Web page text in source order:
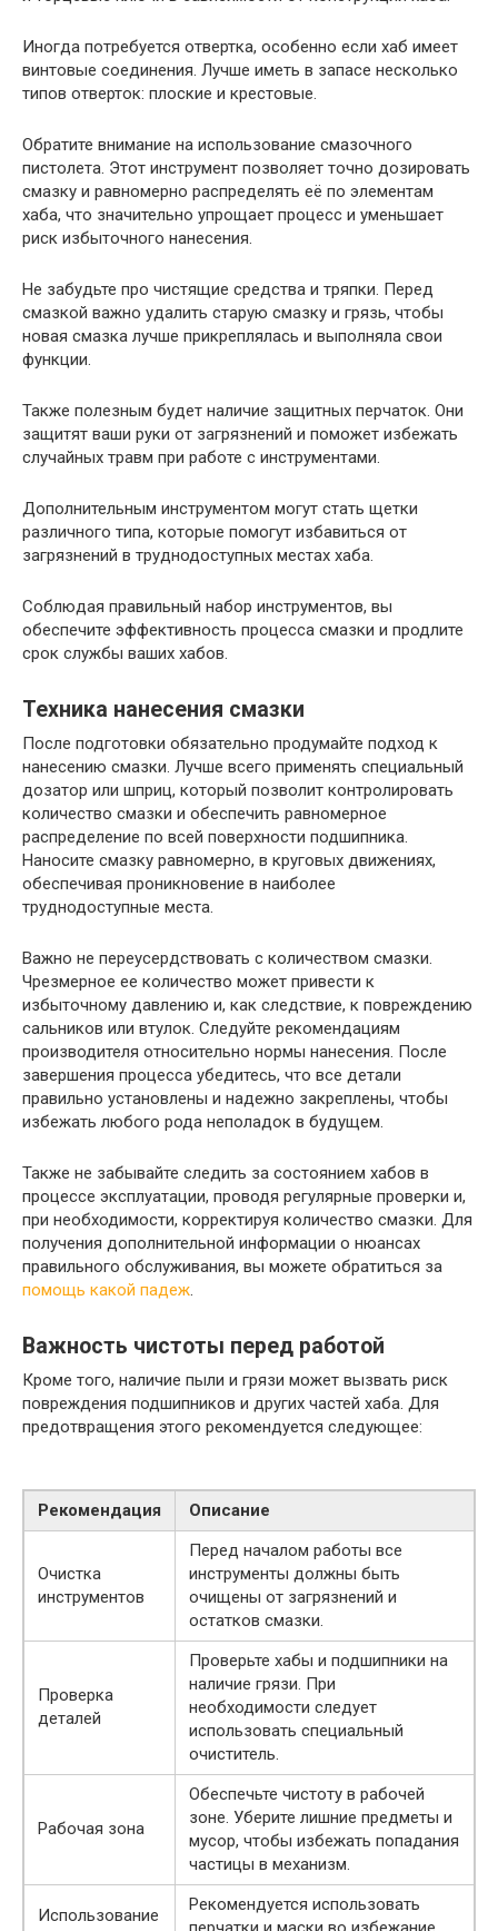
Иногда потребуется отвертка, особенно если хаб имеет
винтовые соединения. Лучше иметь в запасе несколько
типов отверток: плоские и крестовые.
Обратите внимание на использование смазочного
пистолета. Этот инструмент позволяет точно дозировать
смазку и равномерно распределять её по элементам
хаба, что значительно упрощает процесс и уменьшает
риск избыточного нанесения.
Не забудьте про чистящие средства и тряпки. Перед
смазкой важно удалить старую смазку и грязь, чтобы
новая смазка лучше прикреплялась и выполняла свои
функции.
Также полезным будет наличие защитных перчаток. Они
защитят ваши руки от загрязнений и поможет избежать
случайных травм при работе с инструментами.
Дополнительным инструментом могут стать щетки
различного типа, которые помогут избавиться от
загрязнений в труднодоступных местах хаба.
Соблюдая правильный набор инструментов, вы
обеспечите эффективность процесса смазки и продлите
срок службы ваших хабов.
Техника нанесения смазки
После подготовки обязательно продумайте подход к
нанесению смазки. Лучше всего применять специальный
дозатор или шприц, который позволит контролировать
количество смазки и обеспечить равномерное
распределение по всей поверхности подшипника.
Наносите смазку равномерно, в круговых движениях,
обеспечивая проникновение в наиболее
труднодоступные места.
Важно не переусердствовать с количеством смазки.
Чрезмерное ее количество может привести к
избыточному давлению и, как следствие, к повреждению
сальников или втулок. Следуйте рекомендациям
производителя относительно нормы нанесения. После
завершения процесса убедитесь, что все детали
правильно установлены и надежно закреплены, чтобы
избежать любого рода неполадок в будущем.
Также не забывайте следить за состоянием хабов в
процессе эксплуатации, проводя регулярные проверки и,
при необходимости, корректируя количество смазки. Для
получения дополнительной информации о нюансах
правильного обслуживания, вы можете обратиться за
помощь какой падеж.
Важность чистоты перед работой
Кроме того, наличие пыли и грязи может вызвать риск
повреждения подшипников и других частей хаба. Для
предотвращения этого рекомендуется следующее:
Рекомендация Описание
Очистка
инструментов
Перед началом работы все
инструменты должны быть
очищены от загрязнений и
остатков смазки.
Проверка
деталей
Проверьте хабы и подшипники на
наличие грязи. При
необходимости следует
использовать специальный
очиститель.
Рабочая зона
Обеспечьте чистоту в рабочей
зоне. Уберите лишние предметы и
мусор, чтобы избежать попадания
частицы в механизм.
Использование
Рекомендуется использовать